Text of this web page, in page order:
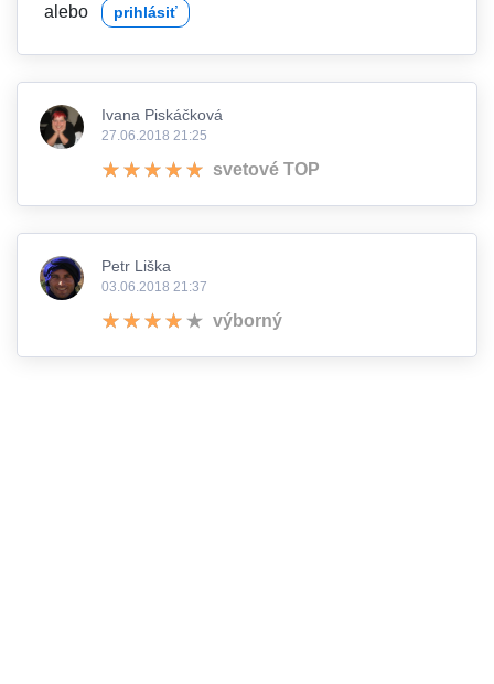
alebo prihlásiť
Ivana Piskáčková
27.06.2018 21:25
svetové TOP
Petr Liška
03.06.2018 21:37
výborný